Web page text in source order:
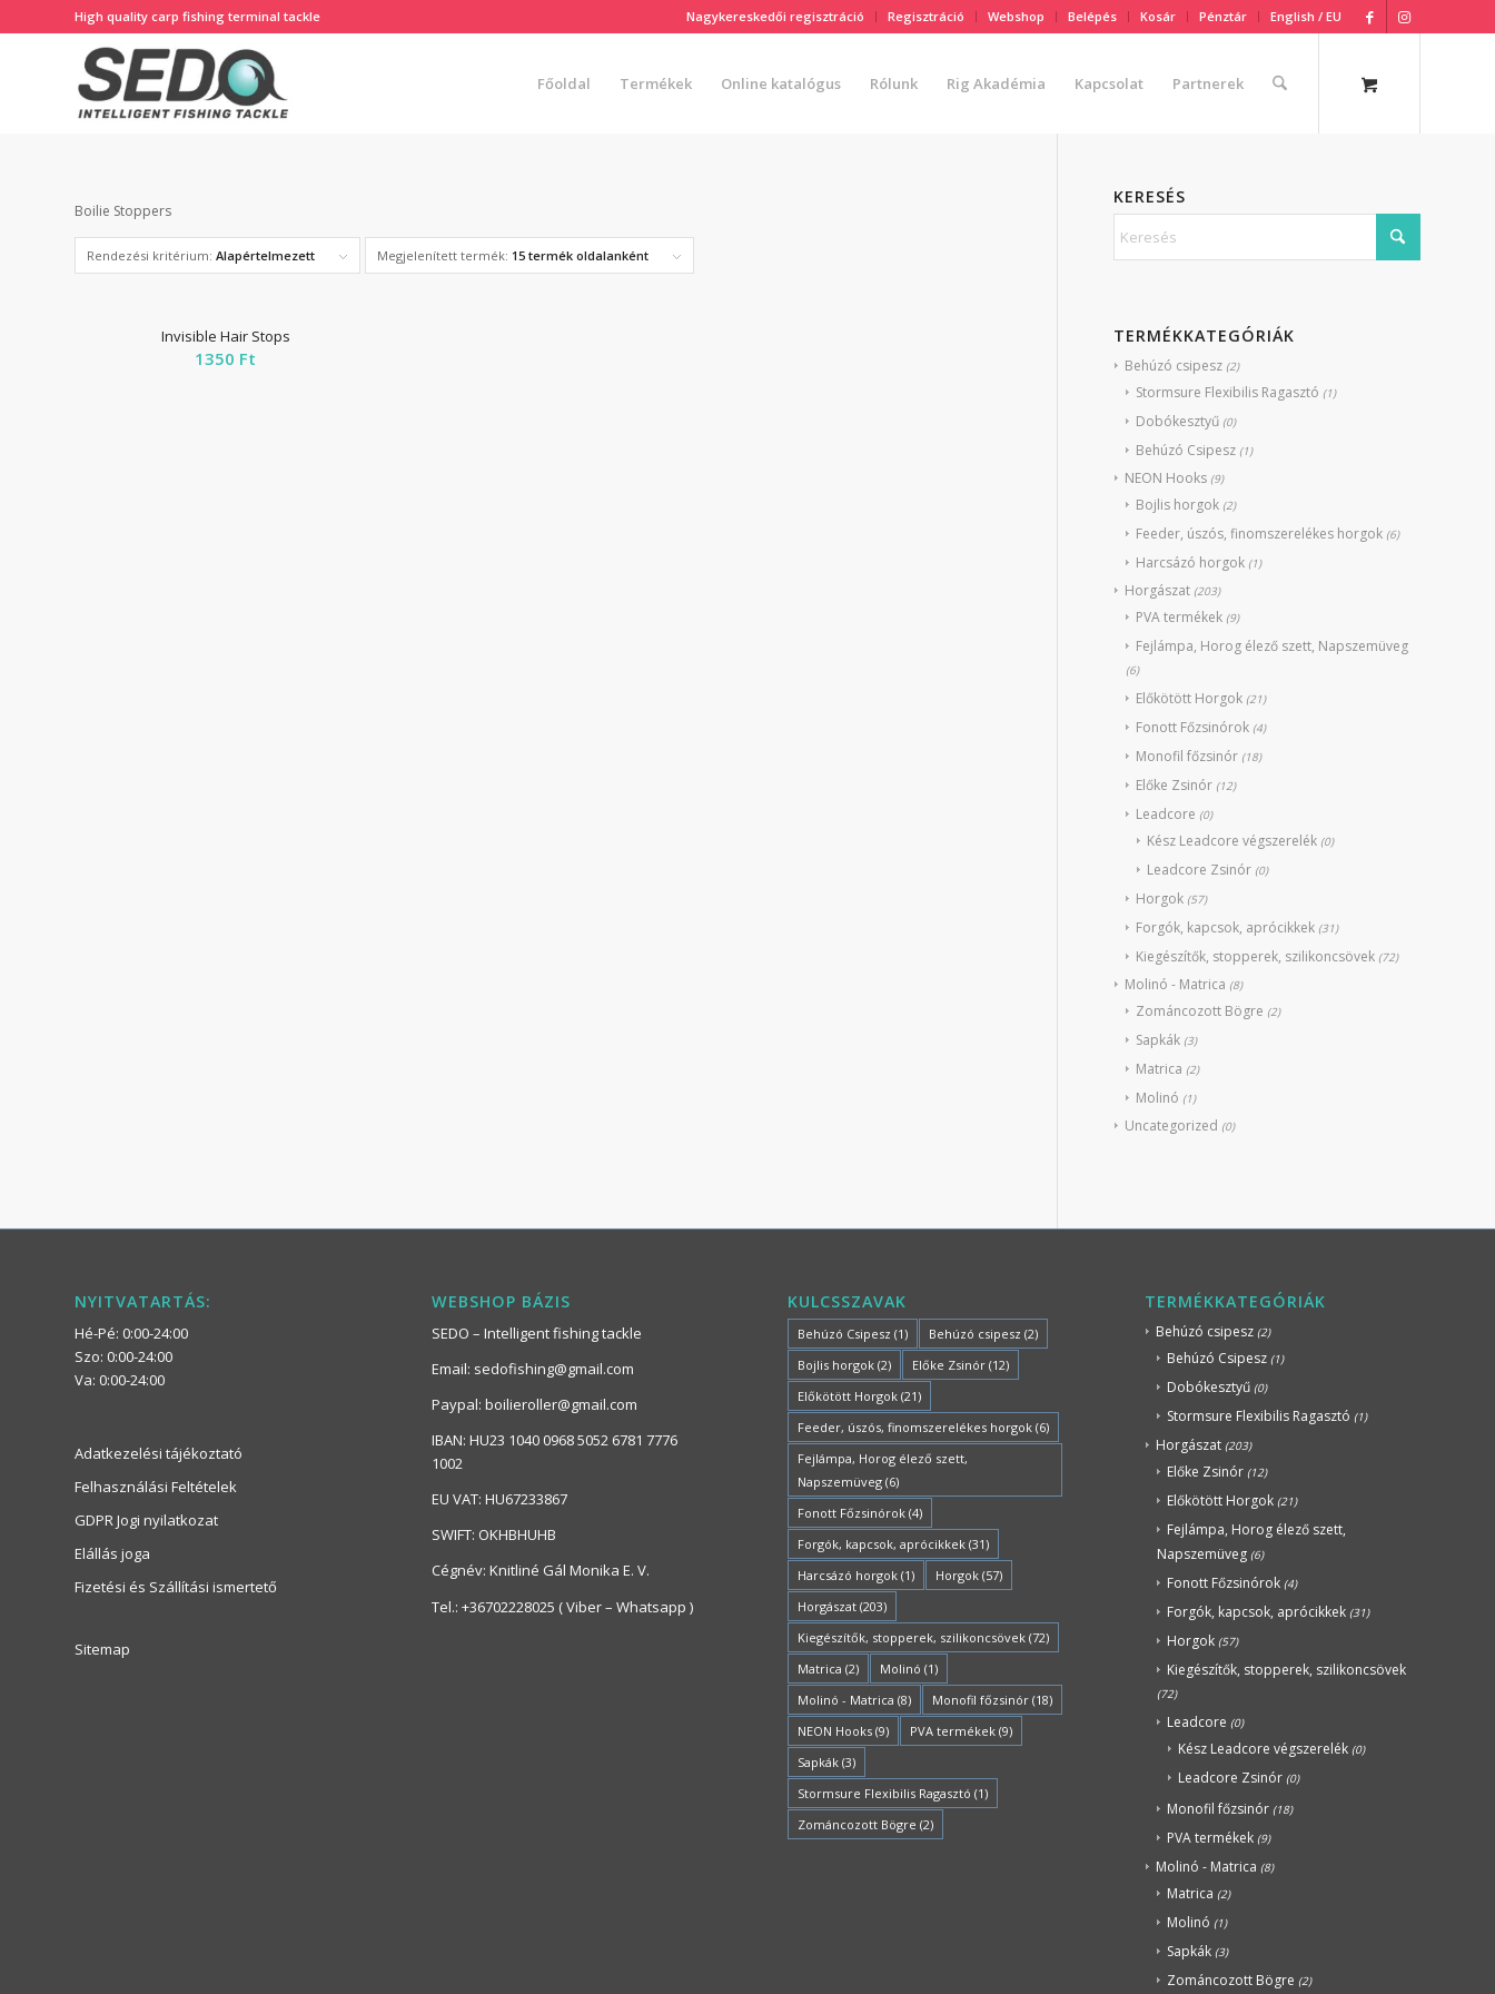
Nagykereskedői regisztráció Regisztráció Webshop Belépés Kosár Pénztár English / EU
High quality carp fishing terminal tackle
Főoldal Termékek Online katalógus Rólunk Rig Akadémia Kapcsolat Partnerek
Boilie Stoppers
Rendezési kritérium: Alapértelmezett Megjelenített termék: 15 termék oldalanként
Invisible Hair Stops
1350 Ft
KERESÉS
TERMÉKKATEGÓRIÁK
Behúzó csipesz (2)
Stormsure Flexibilis Ragasztó (1)
Dobókesztyű (0)
Behúzó Csipesz (1)
NEON Hooks (9)
Bojlis horgok (2)
Feeder, úszós, finomszerelékes horgok (6)
Harcsázó horgok (1)
Horgászat (203)
PVA termékek (9)
Fejlámpa, Horog élező szett, Napszemüveg
(6)
Előkötött Horgok (21)
Fonott Főzsinórok (4)
Monofil főzsinór (18)
Előke Zsinór (12)
Leadcore (0)
Kész Leadcore végszerelék (0)
Leadcore Zsinór (0)
Horgok (57)
Forgók, kapcsok, aprócikkek (31)
Kiegészítők, stopperek, szilikoncsövek (72)
Molinó - Matrica (8)
Zománcozott Bögre (2)
Sapkák (3)
Matrica (2)
Molinó (1)
Uncategorized (0)
NYITVATARTÁS:
Hé-Pé: 0:00-24:00
Szo: 0:00-24:00
Va: 0:00-24:00
Adatkezelési tájékoztató
Felhasználási Feltételek
GDPR Jogi nyilatkozat
Elállás joga
Fizetési és Szállítási ismertető
Sitemap
WEBSHOP BÁZIS
SEDO – Intelligent fishing tackle
Email: sedofishing@gmail.com
Paypal: boilieroller@gmail.com
IBAN: HU23 1040 0968 5052 6781 7776
1002
EU VAT: HU67233867
SWIFT: OKHBHUHB
Cégnév: Knitliné Gál Monika E. V.
Tel.: +36702228025 ( Viber – Whatsapp )
KULCSSZAVAK
Behúzó Csipesz (1) Behúzó csipesz (2)
Bojlis horgok (2) Előke Zsinór (12)
Előkötött Horgok (21)
Feeder, úszós, finomszerelékes horgok (6)
Fejlámpa, Horog élező szett,
Napszemüveg (6)
Fonott Főzsinórok (4)
Forgók, kapcsok, aprócikkek (31)
Harcsázó horgok (1) Horgok (57)
Horgászat (203)
Kiegészítők, stopperek, szilikoncsövek (72)
Matrica (2) Molinó (1)
Molinó - Matrica (8) Monofil főzsinór (18)
NEON Hooks (9) PVA termékek (9)
Sapkák (3)
Stormsure Flexibilis Ragasztó (1)
Zománcozott Bögre (2)
TERMÉKKATEGÓRIÁK
Behúzó csipesz (2)
Behúzó Csipesz (1)
Dobókesztyű (0)
Stormsure Flexibilis Ragasztó (1)
Horgászat (203)
Előke Zsinór (12)
Előkötött Horgok (21)
Fejlámpa, Horog élező szett,
Napszemüveg (6)
Fonott Főzsinórok (4)
Forgók, kapcsok, aprócikkek (31)
Horgok (57)
Kiegészítők, stopperek, szilikoncsövek
(72)
Leadcore (0)
Kész Leadcore végszerelék (0)
Leadcore Zsinór (0)
Monofil főzsinór (18)
PVA termékek (9)
Molinó - Matrica (8)
Matrica (2)
Molinó (1)
Sapkák (3)
Zománcozott Bögre (2)